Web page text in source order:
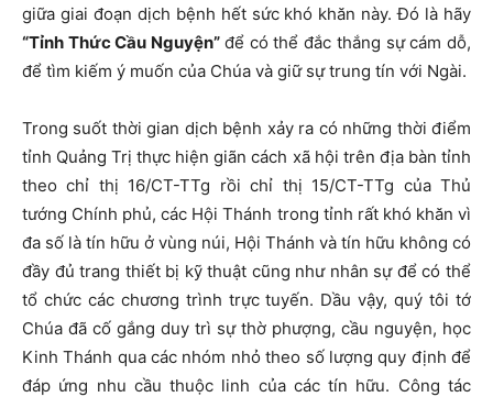
giữa giai đoạn dịch bệnh hết sức khó khăn này. Đó là hãy
“Tỉnh Thức Cầu Nguyện” để có thể đắc thắng sự cám dỗ,
để tìm kiếm ý muốn của Chúa và giữ sự trung tín với Ngài.
Trong suốt thời gian dịch bệnh xảy ra có những thời điểm
tỉnh Quảng Trị thực hiện giãn cách xã hội trên địa bàn tỉnh
theo chỉ thị 16/CT-TTg rồi chỉ thị 15/CT-TTg của Thủ
tướng Chính phủ, các Hội Thánh trong tỉnh rất khó khăn vì
đa số là tín hữu ở vùng núi, Hội Thánh và tín hữu không có
đầy đủ trang thiết bị kỹ thuật cũng như nhân sự để có thể
tổ chức các chương trình trực tuyến. Dầu vậy, quý tôi tớ
Chúa đã cố gắng duy trì sự thờ phượng, cầu nguyện, học
Kinh Thánh qua các nhóm nhỏ theo số lượng quy định để
đáp ứng nhu cầu thuộc linh của các tín hữu. Công tác